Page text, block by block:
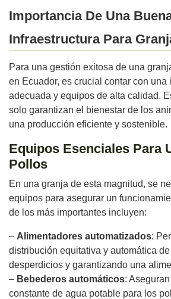
Importancia De Una
Infraestructura Para
Para una gestión exitosa de una
en Ecuador, es crucial contar con una
adecuada y equipos de alta calidad.
solo garantizan el bienestar de los
una producción eficiente y sostenible.
Equipos Esenciales Para
Pollos
En una granja de esta magnitud, se
equipos para asegurar un
de los más importantes incluyen:
– Alimentadores automatizados:
distribución equitativa y automática
desperdicios y garantizando una
– Bebederos automáticos:
constante de agua potable para los